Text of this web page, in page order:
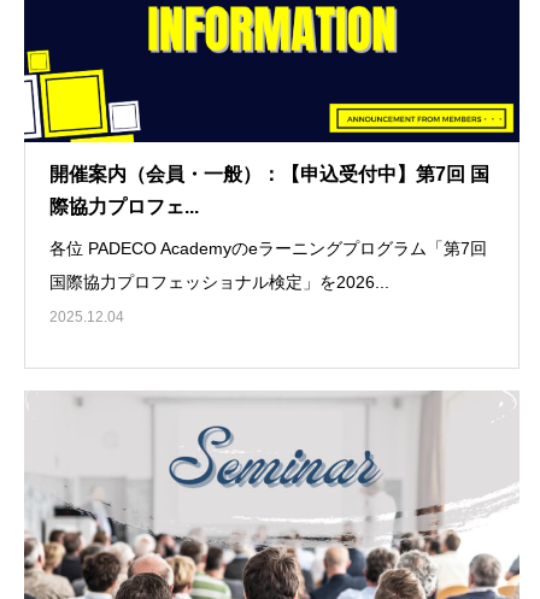
開催案内（会員・一般）：【申込受付中】第7回 国
際協力プロフェ...
各位 PADECO Academyのeラーニングプログラム「第7回
国際協力プロフェッショナル検定」を2026...
2025.12.04